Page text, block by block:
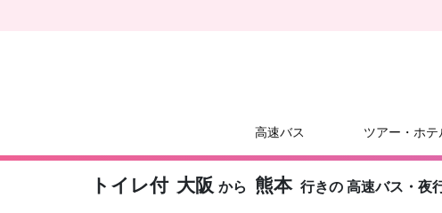
高速バス ツアー・ホテ
トイレ付 大阪 から 熊本 行きの 高速バス・夜